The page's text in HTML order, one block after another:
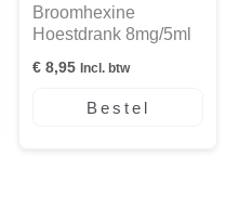
Broomhexine
Hoestdrank 8mg/5ml
€ 8,95 Incl. btw
Bestel